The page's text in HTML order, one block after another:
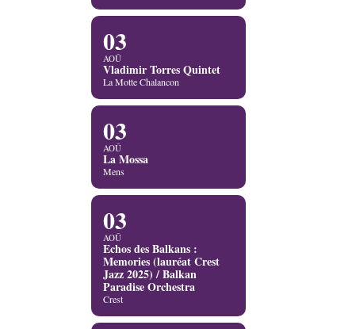
03
AOÛ
Vladimir Torres Quintet
La Motte Chalancon
03
AOÛ
La Mossa
Mens
03
AOÛ
Echos des Balkans :
Memories (lauréat Crest
Jazz 2025) / Balkan
Paradise Orchestra
Crest